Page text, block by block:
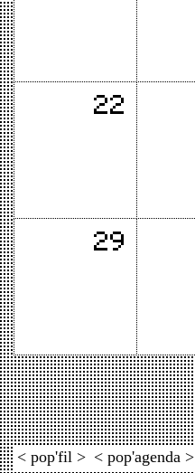
< pop'fil > < pop'agenda >